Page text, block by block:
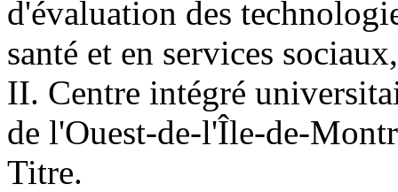
d'évaluation des
santé et en services
II. Centre intégré
de l'Ouest-de-l'Île-de-
Titre.